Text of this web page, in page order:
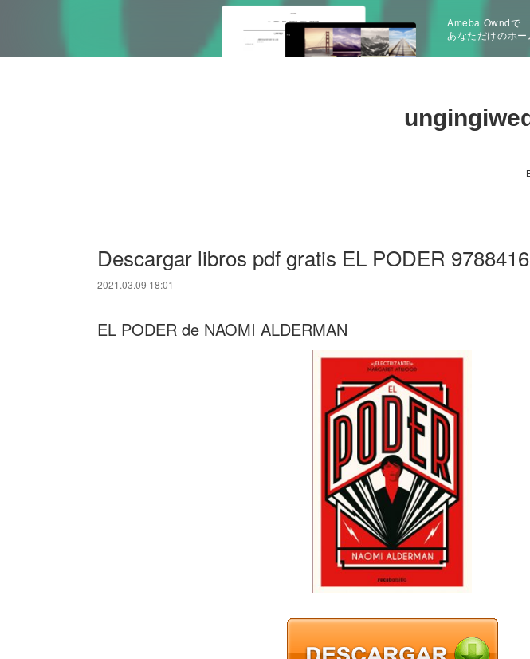
Ameba Owndで
あなただけのホ
Descargar libros pdf gratis EL PODER
2021.03.09 18:01
EL PODER de NAOMI ALDERMAN